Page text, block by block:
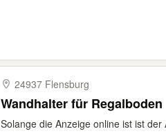
24937 Flensburg
Wandhalter für Regalboden
Solange die Anzeige online ist ist